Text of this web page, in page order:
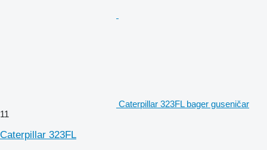
Caterpillar 323FL bager guseničar
11
Caterpillar 323FL